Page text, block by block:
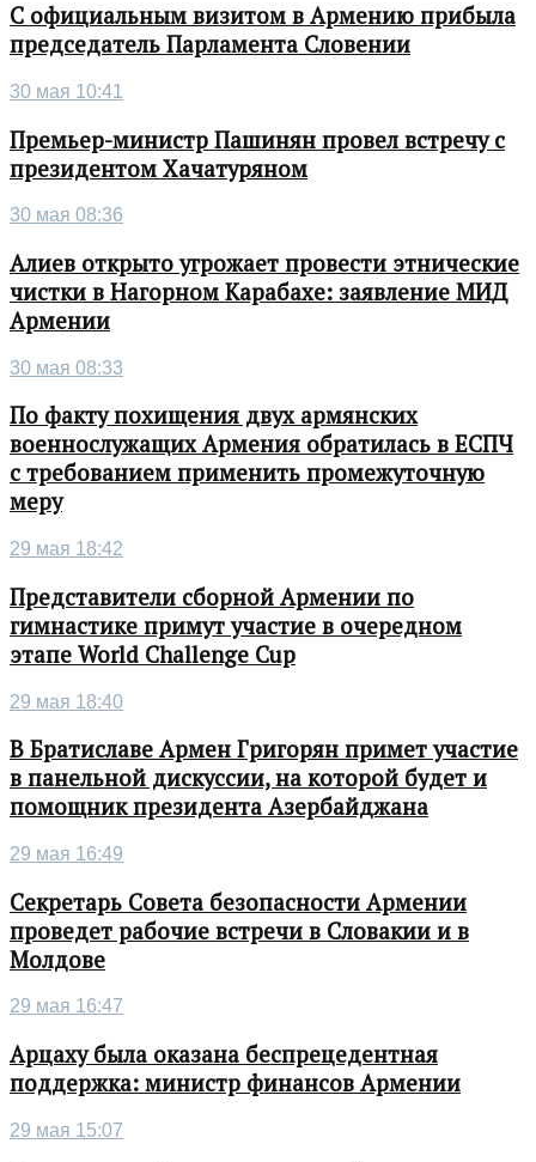
С официальным визитом в Армению прибыла
председатель Парламента Словении
30 мая 10:41
Премьер-министр Пашинян провел встречу с
президентом Хачатуряном
30 мая 08:36
Алиев открыто угрожает провести этнические
чистки в Нагорном Карабахе: заявление МИД
Армении
30 мая 08:33
По факту похищения двух армянских
военнослужащих Армения обратилась в ЕСПЧ
с требованием применить промежуточную
меру
29 мая 18:42
Представители сборной Армении по
гимнастике примут участие в очередном
этапе World Challenge Cup
29 мая 18:40
В Братиславе Армен Григорян примет участие
в панельной дискуссии, на которой будет и
помощник президента Азербайджана
29 мая 16:49
Секретарь Совета безопасности Армении
проведет рабочие встречи в Словакии и в
Молдове
29 мая 16:47
Арцаху была оказана беспрецедентная
поддержка: министр финансов Армении
29 мая 15:07